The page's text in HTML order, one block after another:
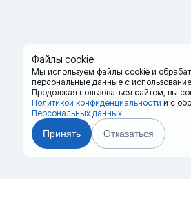
Файлы cookie
Мы используем файлы cookie и
персональные данные с
Продолжая пользоваться сайтом, вы
Политикой конфиденциальности и с
Персональных данных.
Принять Отказаться